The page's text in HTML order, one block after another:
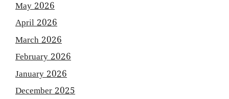
May 2026
April 2026
March 2026
February 2026
January 2026
December 2025